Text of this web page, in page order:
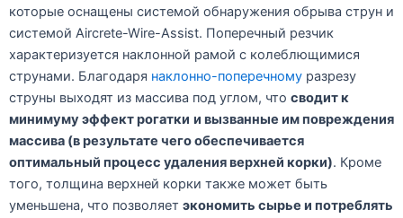
которые оснащены системой обнаружения обрыва струн и
системой Aircrete-Wire-Assist. Поперечный резчик
характеризуется наклонной рамой с колеблющимися
струнами. Благодаря наклонно-поперечному разрезу
струны выходят из массива под углом, что сводит к
минимуму эффект рогатки и вызванные им повреждения
массива (в результате чего обеспечивается
оптимальный процесс удаления верхней корки). Кроме
того, толщина верхней корки также может быть
уменьшена, что позволяет экономить сырье и потреблять